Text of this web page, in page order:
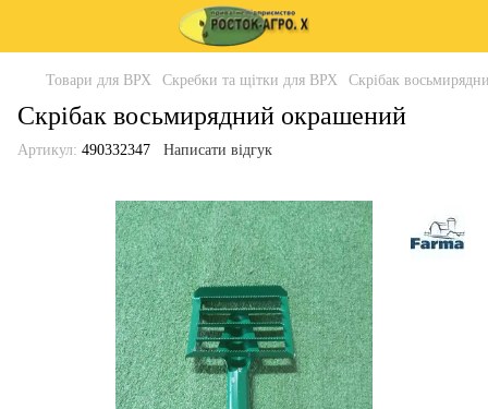
Товари для ВРХ Скребки та щітки для ВРХ Скрібак
Скрібак восьмирядний окрашений
Артикул: 490332347 Написати відгук